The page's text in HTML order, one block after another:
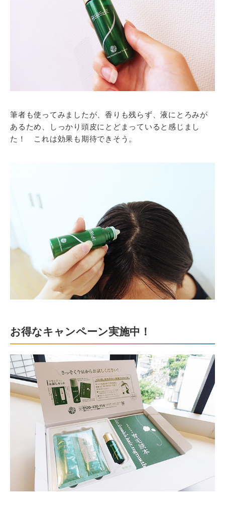
筆者も使ってみましたが、香りも残らず、液にとろみが
あるため、しっかり頭皮にとどまっていると感じまし
た！ これは効果も期待できそう。
お得なキャンペーン実施中！